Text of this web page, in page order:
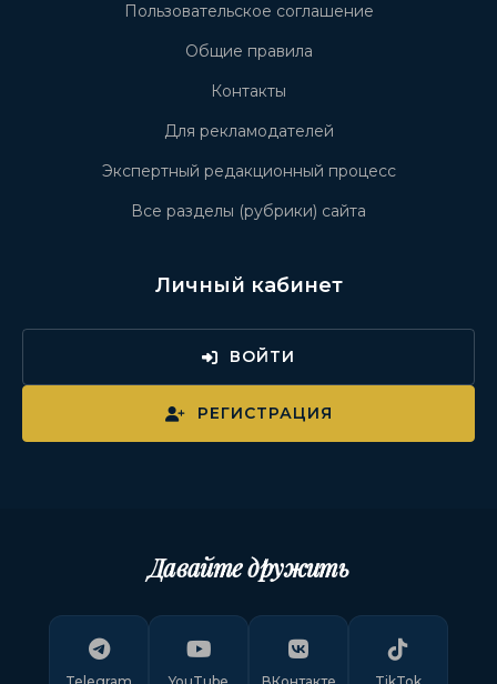
Пользовательское соглашение
Общие правила
Контакты
Для рекламодателей
Экспертный редакционный процесс
Все разделы (рубрики) сайта
Личный кабинет
ВОЙТИ
РЕГИСТРАЦИЯ
Давайте дружить